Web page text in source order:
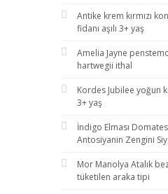
Antike krem kırmızı
fidanı aşılı 3+ yaş
Amelia Jayne
hartwegii ithal
Kordes Jubilee yoğun
3+ yaş
İndigo Elması
Antosiyanin Zengini
Mor Manolya Atalık
tüketilen araka tipi